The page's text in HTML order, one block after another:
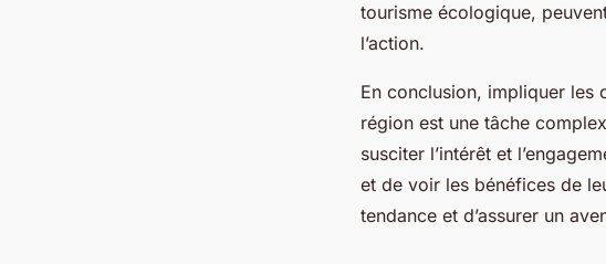
tourisme écologique,
l’action.
En conclusion, impliquer les
région est une tâche
susciter l’intérêt et
et de voir les bénéfices de
tendance et d’assurer un